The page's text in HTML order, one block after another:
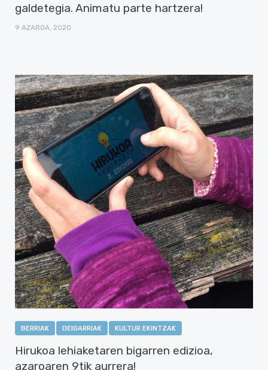
galdetegia. Animatu parte hartzera!
9 AZAROA, 2020
BERRIAK DEIGARRIAK KULTUR EKINTZAK
Hirukoa lehiaketaren bigarren edizioa,
azaroaren 9tik aurrera!